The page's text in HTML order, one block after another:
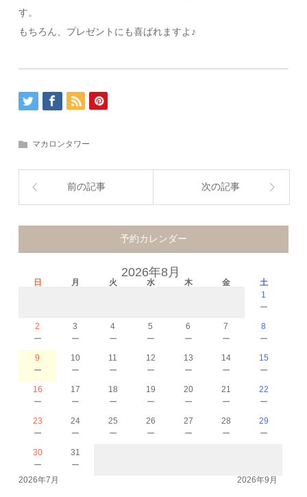
す。
もちろん、プレゼントにも喜ばれますよ♪
マカロンタワー
前の記事 次の記事
予約カレンダー
2026年8月
日 月 火 水 木 金
土
1
－
2
－
3
－
4
－
5
－
6
－
7
－
8
－
9
－
10
－
11
－
12
－
13
－
14
－
15
－
16
－
17
－
18
－
19
－
20
－
21
－
22
－
23
－
24
－
25
－
26
－
27
－
28
－
29
－
30
－
31
－
2026年7月 2026年9月